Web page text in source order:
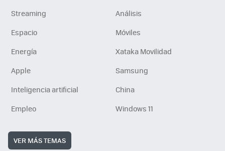
Streaming
Análisis
Espacio
Móviles
Energía
Xataka Movilidad
Apple
Samsung
Inteligencia artificial
China
Empleo
Windows 11
VER MÁS TEMAS